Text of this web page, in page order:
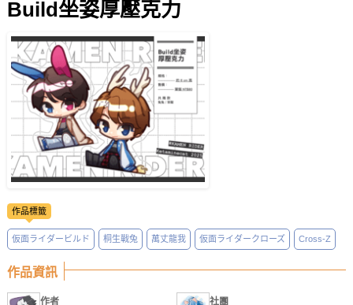
會員中心
註冊會員
登入
Build坐姿厚壓克力
作品標籤
仮面ライダービルド 桐生戰兔 萬丈龍我 仮面ライダークローズ Cross-Z
作品資訊
作者 社團